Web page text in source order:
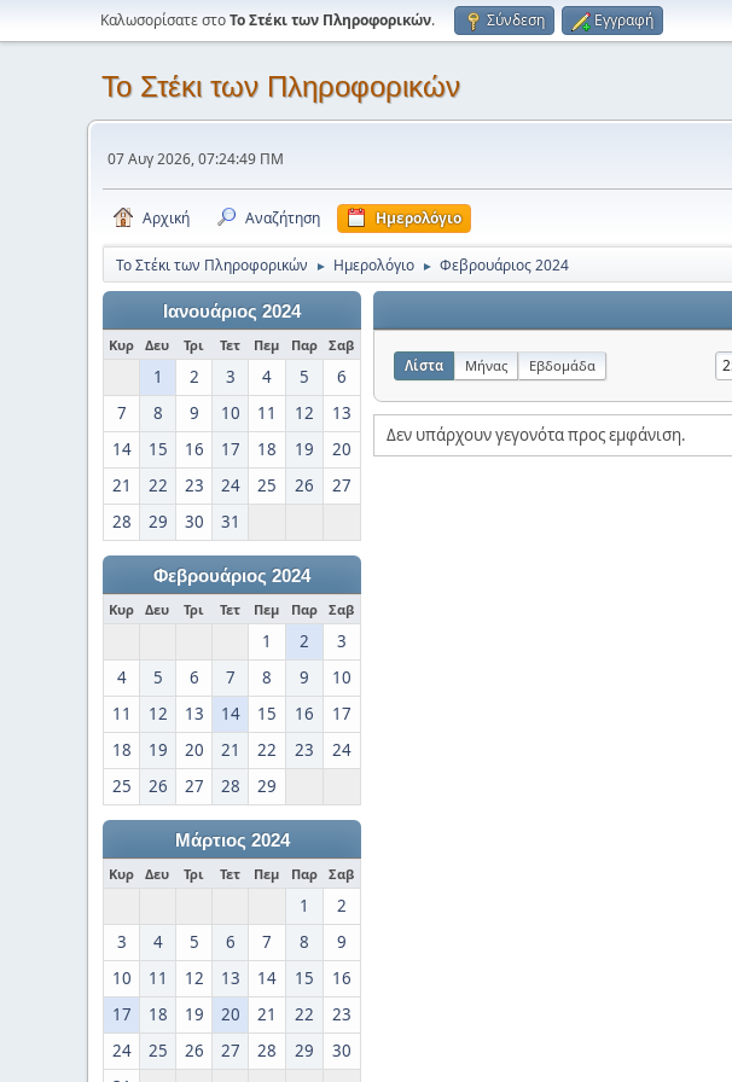
Καλωσορίσατε στοΤο Στέκι των Πληροφορικών. Σύνδεση Εγγραφή
Το Στέκι των Πληροφορικών
07 Αυγ 2026, 07:24:49 ΠΜ
Αρχική Αναζήτηση Ημερολόγιο
Το Στέκι των Πληροφορικών ► Ημερολόγιο ► Φεβρουάριος 2024
Ιανουάριος 2024
Κυρ Δευ Τρι Τετ Πεμ Παρ Σαβ
1 2 3 4 5
6
7
8 9 10 11 12
13
14
15 16 17 18 19
20
21
22 23 24 25 26
27
28
29 30 31
Φεβρουάριος 2024
Κυρ Δευ Τρι Τετ Πεμ Παρ Σαβ
1 2
3
4
5 6 7 8 9
10
11
12 13 14 15 16
17
18
19 20 21 22 23
24
25
26 27 28 29
Μάρτιος 2024
Κυρ Δευ Τρι Τετ Πεμ Παρ Σαβ
1
2
3
4 5 6 7 8
9
10
11 12 13 14 15
16
17
18 19 20 21 22
23
24
25 26 27 28 29
30
Λίστα Μήνας Εβδομάδα
Δεν υπάρχουν γεγονότα προς εμφάνιση.